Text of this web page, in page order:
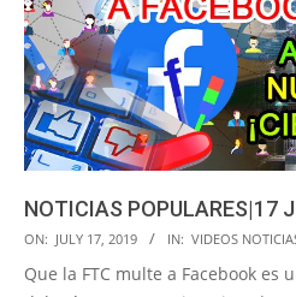
NOTICIAS POPULARES|17
2019-
07-
ON: JULY 17, 2019 IN: VIDEOS
Que la FTC multe a Facebook es